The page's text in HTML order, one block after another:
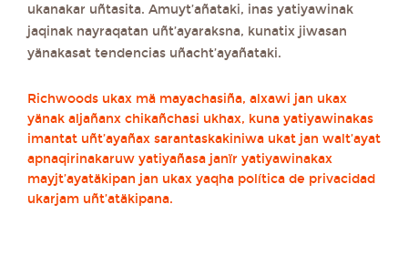
ukanakar uñtasita. Amuyt’añataki, inas yatiyawinak
jaqinak nayraqatan uñt’ayaraksna, kunatix jiwasan
yänakasat tendencias uñacht’ayañataki.
Richwoods ukax mä mayachasiña, alxawi jan ukax
yänak aljañanx chikañchasi ukhax, kuna yatiyawinakas
imantat uñt’ayañax sarantaskakiniwa ukat jan walt’ayat
apnaqirinakaruw yatiyañasa janïr yatiyawinakax
mayjt’ayatäkipan jan ukax yaqha política de privacidad
ukarjam uñt’atäkipana.